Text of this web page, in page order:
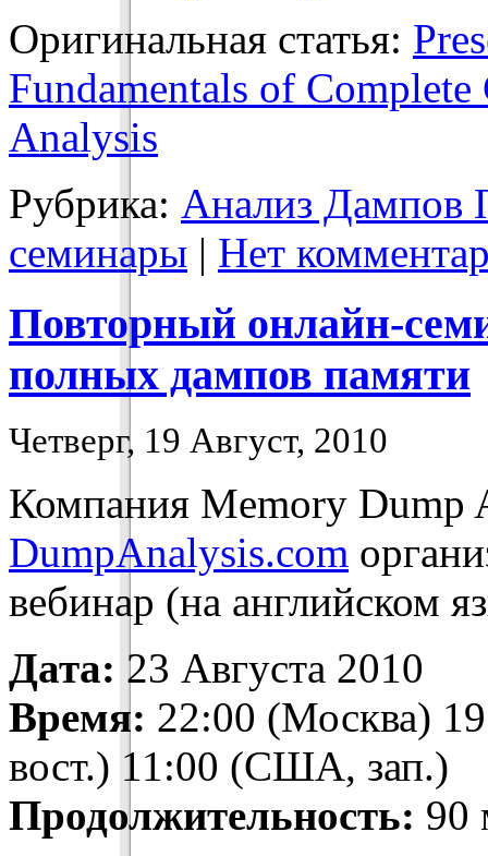
Оригинальная статья:
Fundamentals of
Analysis
Рубрика: Анализ Дампов
семинары | Нет
Повторный онлайн-
полных дампов памяти
Четверг, 19 Август, 2010
Компания Memory Dump
DumpAnalysis.com
вебинар (на английском
Дата: 23 Августа 2010
Время: 22:00 (Москва)
вост.) 11:00 (США, зап.)
Продолжительность: 90